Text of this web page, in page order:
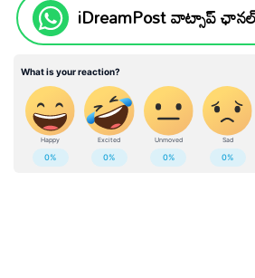
iDreamPost వాట్సాప్